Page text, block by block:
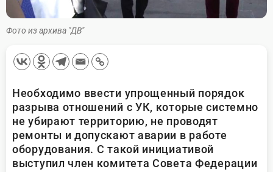
Фото из архива "ДВ"
Необходимо ввести упрощенный порядок
разрыва отношений с УК, которые системно
не убирают территорию, не проводят
ремонты и допускают аварии в работе
оборудования. С такой инициативой
выступил член комитета Совета Федерации